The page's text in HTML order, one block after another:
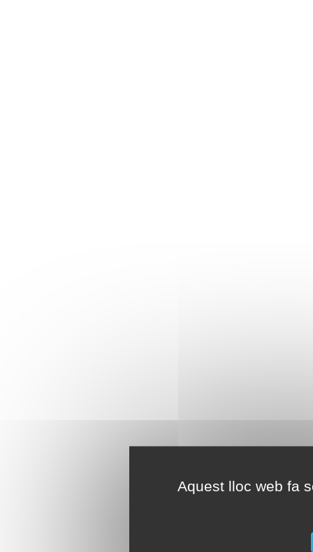
Aquest lloc web fa